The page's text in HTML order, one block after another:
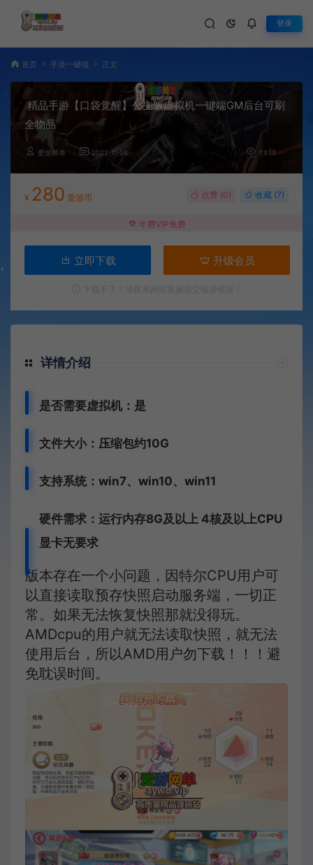
登录
首页 手游一键端 正文
精品手游【口袋觉醒】公主版虚拟机一键端GM后台可刷
全物品
爱游网单 2022-11-28 7,938
¥ 280 爱游币 点赞 (0) 收藏 (7)
年费VIP免费
立即下载 升级会员
详情介绍
是否需要虚拟机：是
文件大小：压缩包约10G
支持系统：win7、win10、win11
硬件需求：运行内存8G及以上 4核及以上CPU
显卡无要求
版本存在一个小问题，因特尔CPU用户可
以直接读取预存快照启动服务端，一切正
常。如果无法恢复快照那就没得玩。
AMDcpu的用户就无法读取快照，就无法
使用后台，所以AMD用户勿下载！！！避
免耽误时间。